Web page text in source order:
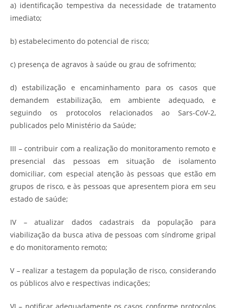
a) identificação tempestiva da necessidade de tratamento
imediato;
b) estabelecimento do potencial de risco;
c) presença de agravos à saúde ou grau de sofrimento;
d) estabilização e encaminhamento para os casos que
demandem estabilização, em ambiente adequado, e
seguindo os protocolos relacionados ao Sars-CoV-2,
publicados pelo Ministério da Saúde;
III – contribuir com a realização do monitoramento remoto e
presencial das pessoas em situação de isolamento
domiciliar, com especial atenção às pessoas que estão em
grupos de risco, e às pessoas que apresentem piora em seu
estado de saúde;
IV – atualizar dados cadastrais da população para
viabilização da busca ativa de pessoas com síndrome gripal
e do monitoramento remoto;
V – realizar a testagem da população de risco, considerando
os públicos alvo e respectivas indicações;